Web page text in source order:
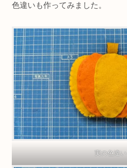
色違いも作ってみました。
実の色違い